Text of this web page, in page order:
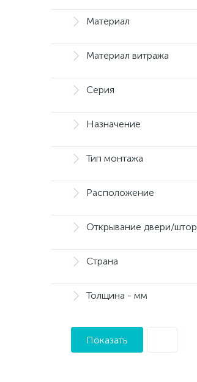
Материал
Материал витража
Серия
Назначение
Тип монтажа
Расположение
Открывание двери/
Страна
Толщина - мм
Показать